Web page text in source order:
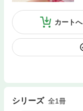
カートへ
シリーズ 全1冊